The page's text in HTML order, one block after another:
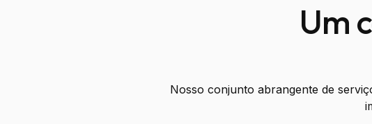
Um
Nosso conjunto abrangente de